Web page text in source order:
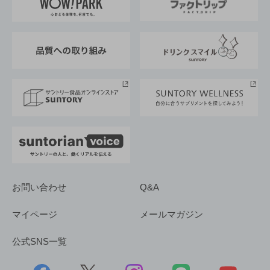
地域情報
サントリーサンバーズ大阪
サントリーが考えるサステナビリティ経営
企業概要
採用情報
お問い合わせ Q&A
マイページ メールマガジン
公式SNS一覧